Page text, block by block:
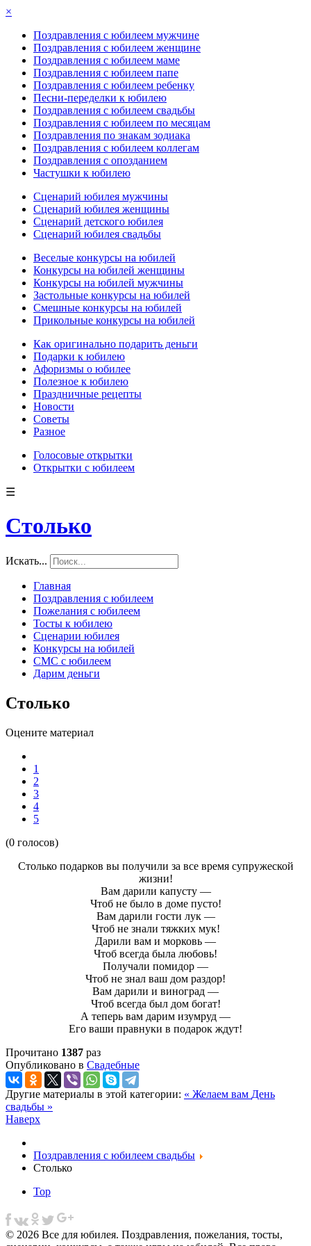
×
Поздравления с юбилеем мужчине
Поздравления с юбилеем женщине
Поздравления с юбилеем маме
Поздравления с юбилеем папе
Поздравления с юбилеем ребенку
Песни-переделки к юбилею
Поздравления с юбилеем свадьбы
Поздравления с юбилеем по месяцам
Поздравления по знакам зодиака
Поздравления с юбилеем коллегам
Поздравления с опозданием
Частушки к юбилею
Сценарий юбилея мужчины
Сценарий юбилея женщины
Сценарий детского юбилея
Сценарий юбилея свадьбы
Веселые конкурсы на юбилей
Конкурсы на юбилей женщины
Конкурсы на юбилей мужчины
Застольные конкурсы на юбилей
Смешные конкурсы на юбилей
Прикольные конкурсы на юбилей
Как оригинально подарить деньги
Подарки к юбилею
Афоризмы о юбилее
Полезное к юбилею
Праздничные рецепты
Новости
Советы
Разное
Голосовые открытки
Открытки с юбилеем
☰
Столько
Искать...
Главная
Поздравления с юбилеем
Пожелания с юбилеем
Тосты к юбилею
Сценарии юбилея
Конкурсы на юбилей
СМС с юбилеем
Дарим деньги
Столько
Оцените материал
1
2
3
4
5
(0 голосов)
Столько подарков вы получили за все время супружеской
жизни!
Вам дарили капусту —
Чтоб не было в доме пусто!
Вам дарили гости лук —
Чтоб не знали тяжких мук!
Дарили вам и морковь —
Чтоб всегда была любовь!
Получали помидор —
Чтоб не знал ваш дом раздор!
Вам дарили и виноград —
Чтоб всегда был дом богат!
А теперь вам дарим изумруд —
Его ваши правнуки в подарок ждут!
Прочитано 1387 раз
Опубликовано в Свадебные
Другие материалы в этой категории: « Желаем вам День
свадьбы »
Наверх
Поздравления с юбилеем свадьбы
Столько
Top
© 2026 Все для юбилея. Поздравления, пожелания, тосты,